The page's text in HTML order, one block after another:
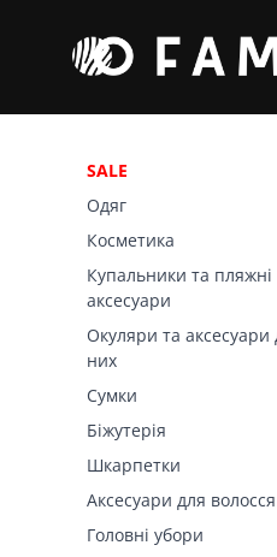
SALE
Одяг
Косметика
Купальники та пляжні
аксесуари
Окуляри та аксесуари
них
Сумки
Біжутерія
Шкарпетки
Аксесуари для волосся
Головні убори
Фільтр
Ціна
SALE
Сезон (6)
Основний колір (16)